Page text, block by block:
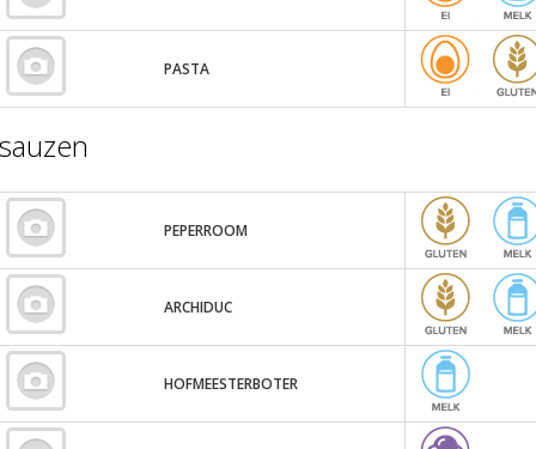
PASTA
sauzen
PEPERROOM
ARCHIDUC
HOFMEESTERBOTER